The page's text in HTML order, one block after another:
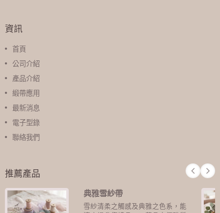
資訊
首頁
公司介紹
產品介紹
緞帶應用
最新消息
電子型錄
聯絡我們
推薦產品
典雅雪紗帶
雪紗清柔之觸感及典雅之色系，能